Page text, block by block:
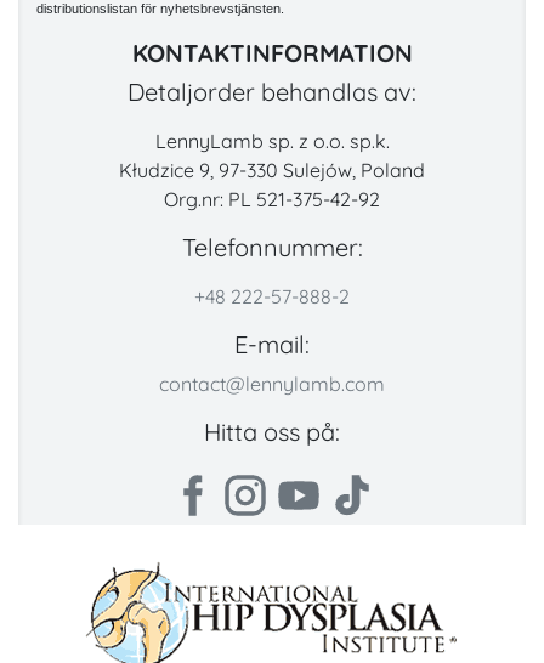
distributionslistan för nyhetsbrevstjänsten.
KONTAKTINFORMATION
Detaljorder behandlas av:
LennyLamb sp. z o.o. sp.k.
Kłudzice 9, 97-330 Sulejów, Poland
Org.nr: PL 521-375-42-92
Telefonnummer:
+48 222-57-888-2
E-mail:
contact@lennylamb.com
Hitta oss på: